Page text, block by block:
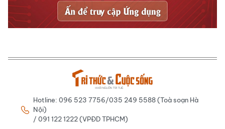
Hotline: 096 523 7756/035 249 5588 (Toà soạn Hà
Nội)
/ 091 122 1222 (VPĐD TPHCM)